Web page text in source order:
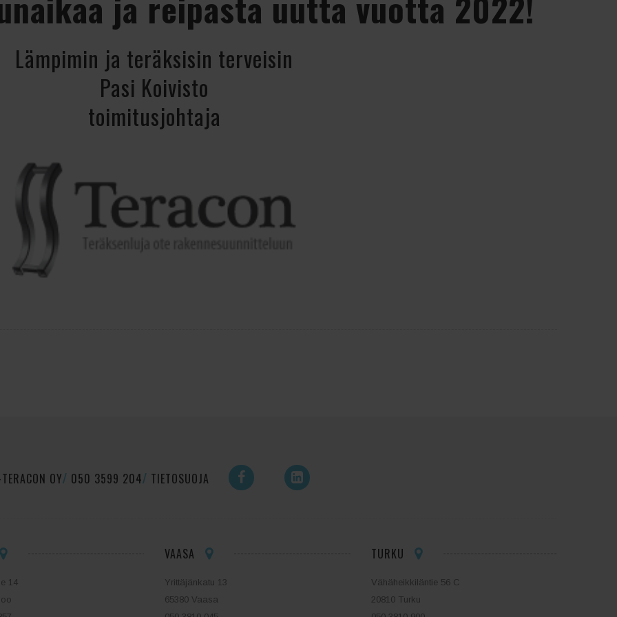
Lämpimin ja teräksisin terveisin
Pasi Koivisto
toimitusjohtaja
OY 050 3599 204 TIETOSUOJA
14
VAASA
Yrittäjänkatu 13
65380 Vaasa
TURKU
Vähäheikkiläntie 56 C
20810 Turku